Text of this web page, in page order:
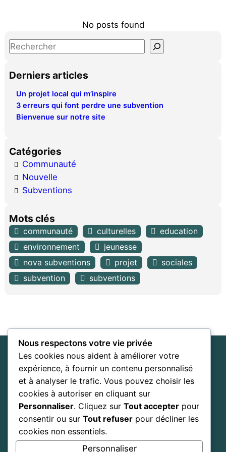
No posts found
S
a
Derniers articles
Un projet local qui m’inspire
3 erreurs qui font perdre une subvention
Bienvenue sur notre site
Catégories
Communauté
Nouvelle
Subventions
Mots clés
communauté culturelles
education
environnement
jeunesse
nova subventions
projet
sociales
subvention
subventions
Nova Subventions
Entreprise d'accompagnement
stratégique
Home About BlogServices Contact
Nous respectons votre vie privée
Les cookies nous aident à améliorer votre
expérience, à fournir un contenu personnalisé
et à analyser le trafic. Vous pouvez choisir les
cookies à autoriser en cliquant sur
Personnaliser. Cliquez sur Tout accepter pour
consentir ou sur Tout refuser pour décliner les
cookies non essentiels.
Personnaliser